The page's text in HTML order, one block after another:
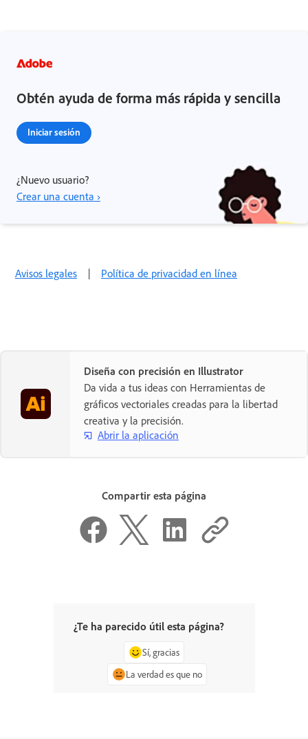
Obtén ayuda de forma más rápida y sencilla
Iniciar sesión
¿Nuevo usuario?
Crear una cuenta ›
Avisos legales | Política de privacidad en línea
Diseña con precisión en Illustrator
Da vida a tus ideas con Herramientas de
gráficos vectoriales creadas para la libertad
creativa y la precisión.
Abrir la aplicación
Compartir esta página
¿Te ha parecido útil esta página?
Sí, gracias
La verdad es que no